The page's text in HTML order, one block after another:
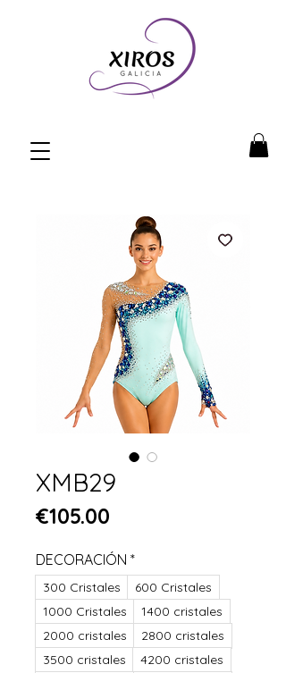
XMB29
€105.00
DECORACIÓN *
300 Cristales
600 Cristales
1000 Cristales
1400 cristales
2000 cristales
2800 cristales
3500 cristales
4200 cristales